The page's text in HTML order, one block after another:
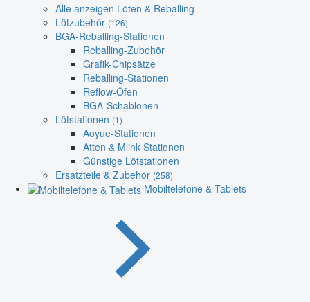
Alle anzeigen Löten & Reballing
Lötzubehör (126)
BGA-Reballing-Stationen
Reballing-Zubehör
Grafik-Chipsätze
Reballing-Stationen
Reflow-Öfen
BGA-Schablonen
Lötstationen (1)
Aoyue-Stationen
Atten & Mlink Stationen
Günstige Lötstationen
Ersatzteile & Zubehör (258)
Mobiltelefone & Tablets